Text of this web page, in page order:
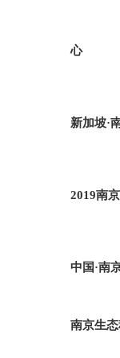
心
新加坡·
2019南
中国·南
南京生